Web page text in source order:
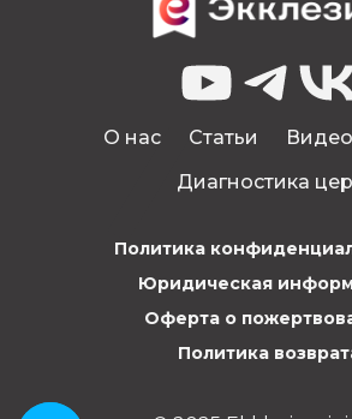
О нас Статьи Видео
Диагностика
Политика
Юридическая
Оферта о
Политика